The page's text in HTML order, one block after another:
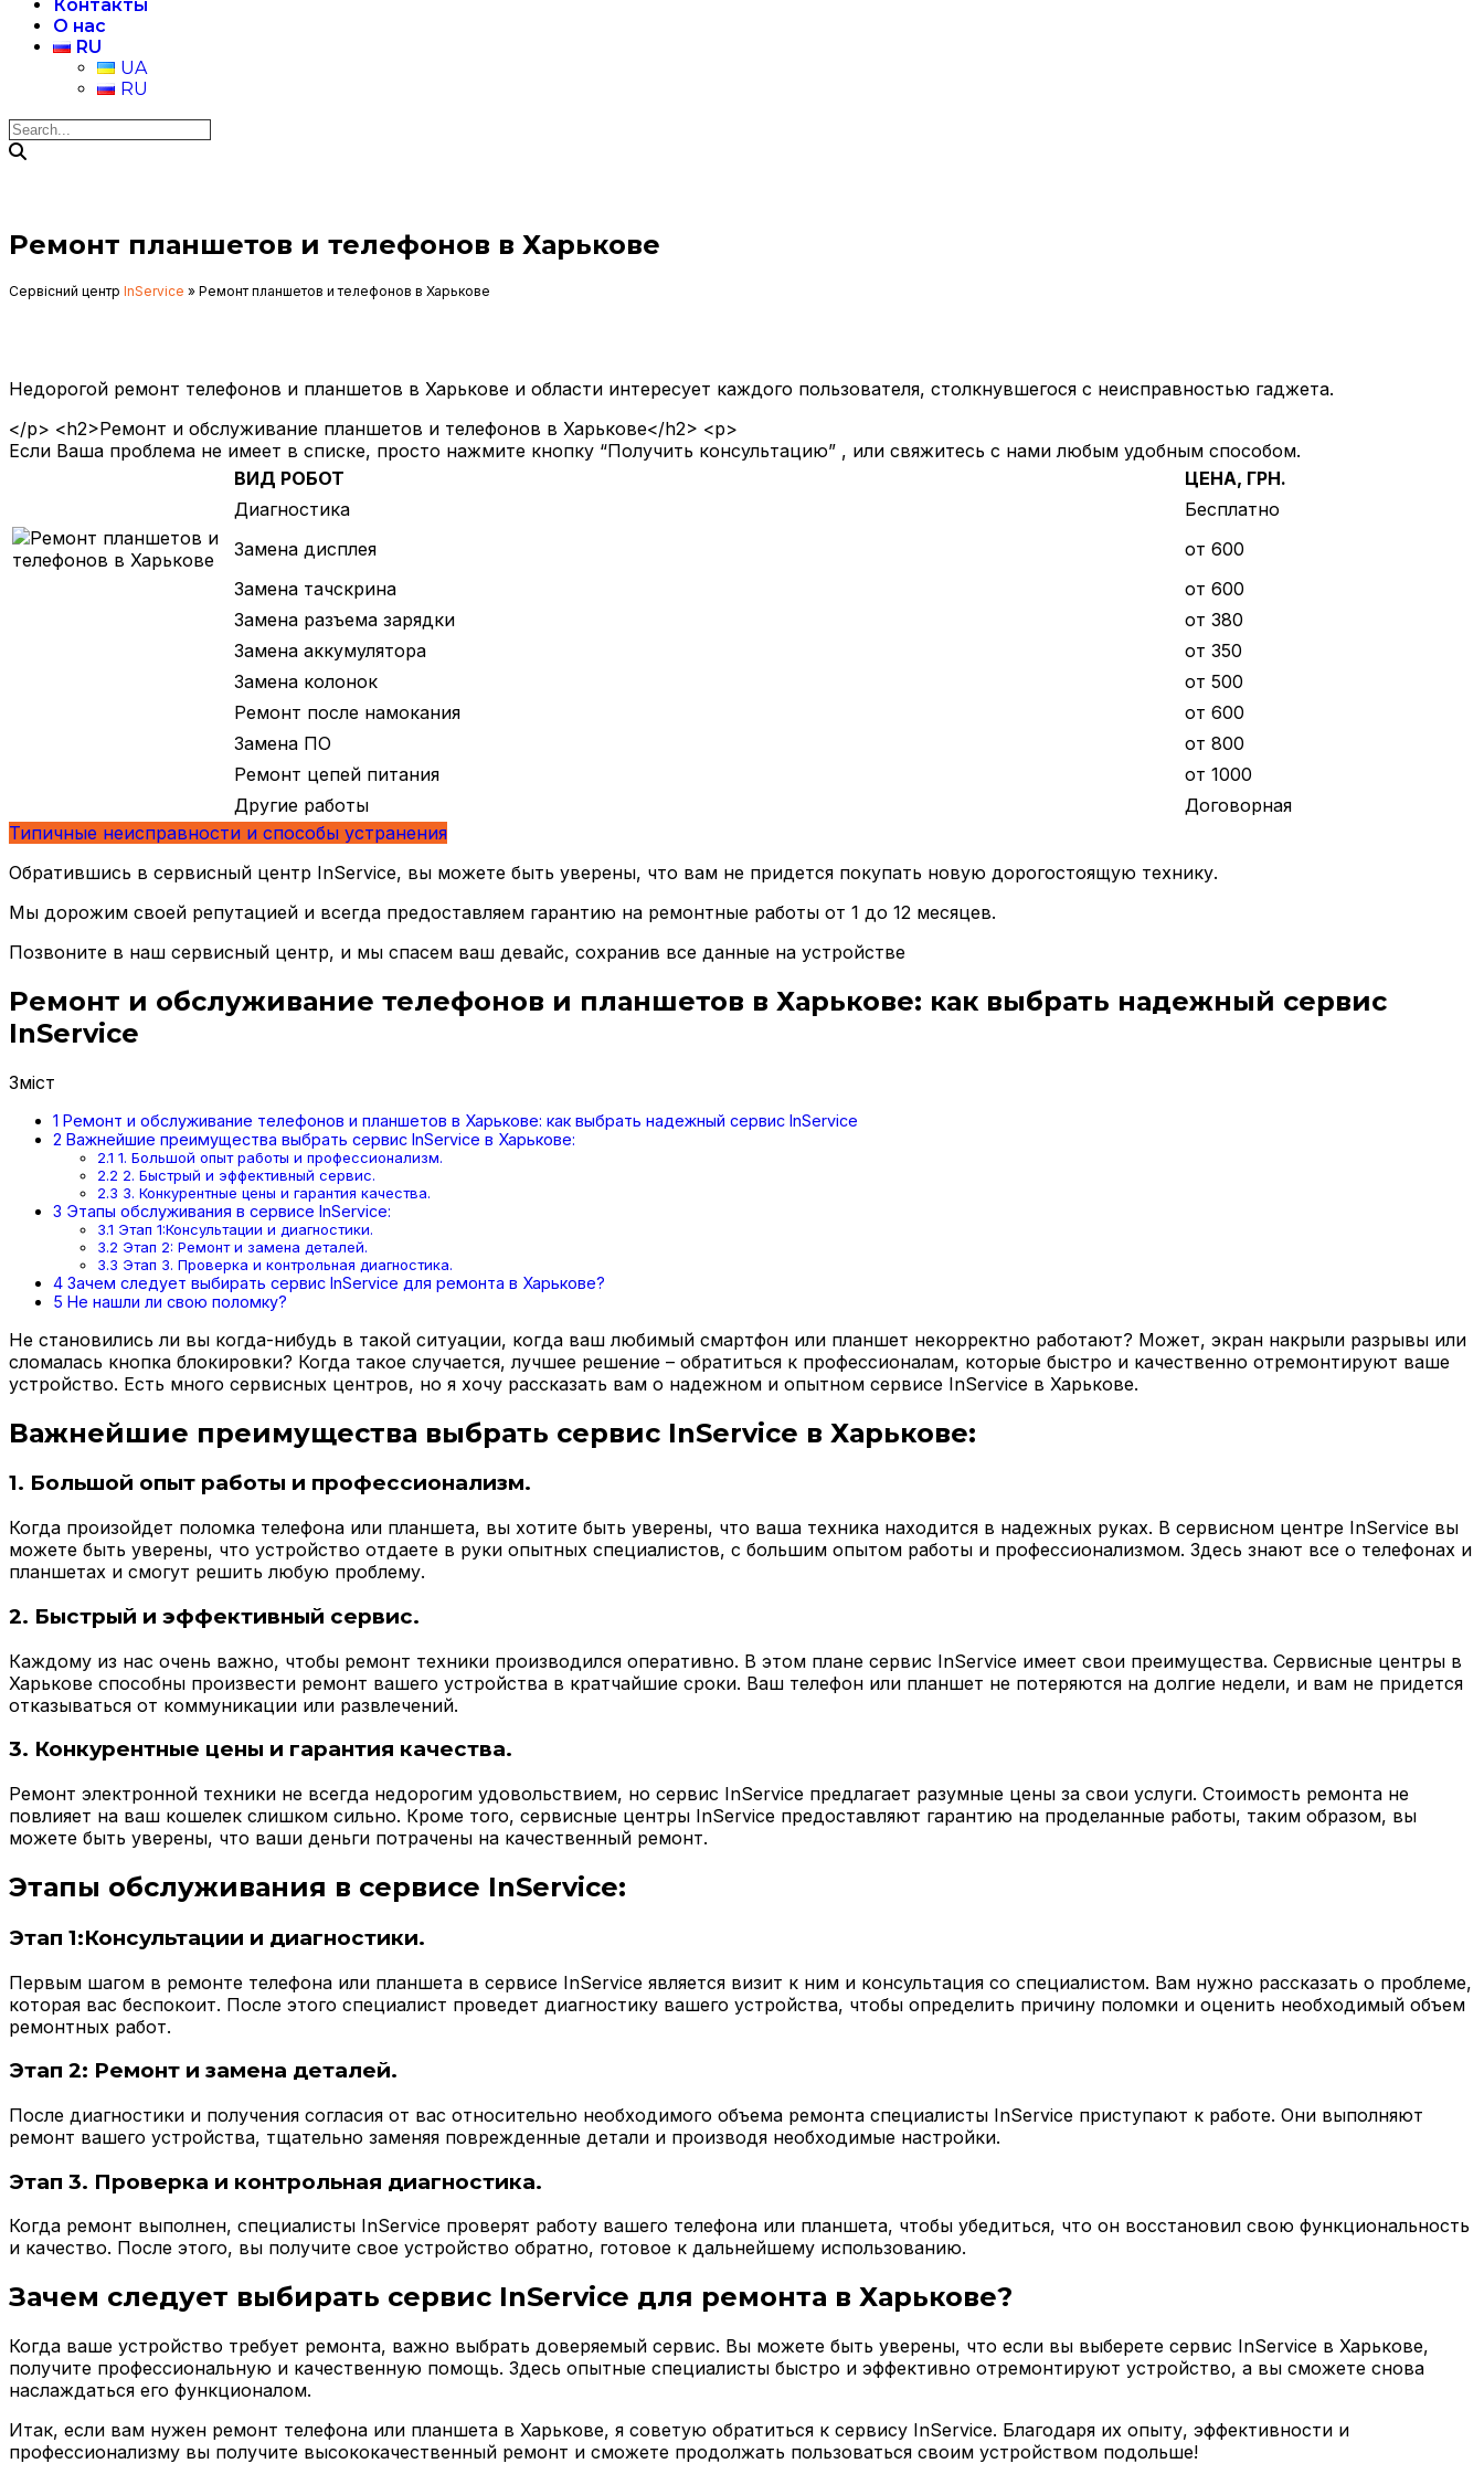
Контакты
О нас
RU
UA
RU
Ремонт планшетов и телефонов в Харькове
Сервісний центр InService » Ремонт планшетов и телефонов в Харькове
Недорогой ремонт телефонов и планшетов в Харькове и области интересует каждого пользователя, столкнувшегося с неисправностью гаджета.
</p> <h2>Ремонт и обслуживание планшетов и телефонов в Харькове</h2> <p>
Если Ваша проблема не имеет в списке, просто нажмите кнопку “Получить консультацию” , или свяжитесь с нами любым удобным способом.
ВИД РОБОТ
ЦЕНА, ГРН.
Диагностика
Бесплатно
Замена дисплея
от 600
Замена тачскрина
от 600
Замена разъема зарядки
от 380
Замена аккумулятора
от 350
Замена колонок
от 500
Ремонт после намокания
от 600
Замена ПО
от 800
Ремонт цепей питания
от 1000
Другие работы
Договорная
Типичные неисправности и способы устранения
Обратившись в сервисный центр InService, вы можете быть уверены, что вам не придется покупать новую дорогостоящую технику.
Мы дорожим своей репутацией и всегда предоставляем гарантию на ремонтные работы от 1 до 12 месяцев.
Позвоните в наш сервисный центр, и мы спасем ваш девайс, сохранив все данные на устройстве
Ремонт и обслуживание телефонов и планшетов в Харькове: как выбрать надежный сервис
InService
Зміст
1 Ремонт и обслуживание телефонов и планшетов в Харькове: как выбрать надежный сервис InService
2 Важнейшие преимущества выбрать сервис InService в Харькове:
2.1 1. Большой опыт работы и профессионализм.
2.2 2. Быстрый и эффективный сервис.
2.3 3. Конкурентные цены и гарантия качества.
3 Этапы обслуживания в сервисе InService:
3.1 Этап 1:Консультации и диагностики.
3.2 Этап 2: Ремонт и замена деталей.
3.3 Этап 3. Проверка и контрольная диагностика.
4 Зачем следует выбирать сервис InService для ремонта в Харькове?
5 Не нашли ли свою поломку?
Не становились ли вы когда-нибудь в такой ситуации, когда ваш любимый смартфон или планшет некорректно работают? Может, экран накрыли разрывы или
сломалась кнопка блокировки? Когда такое случается, лучшее решение – обратиться к профессионалам, которые быстро и качественно отремонтируют ваше
устройство. Есть много сервисных центров, но я хочу рассказать вам о надежном и опытном сервисе InService в Харькове.
Важнейшие преимущества выбрать сервис InService в Харькове:
1. Большой опыт работы и профессионализм.
Когда произойдет поломка телефона или планшета, вы хотите быть уверены, что ваша техника находится в надежных руках. В сервисном центре InService вы
можете быть уверены, что устройство отдаете в руки опытных специалистов, с большим опытом работы и профессионализмом. Здесь знают все о телефонах и
планшетах и смогут решить любую проблему.
2. Быстрый и эффективный сервис.
Каждому из нас очень важно, чтобы ремонт техники производился оперативно. В этом плане сервис InService имеет свои преимущества. Сервисные центры в
Харькове способны произвести ремонт вашего устройства в кратчайшие сроки. Ваш телефон или планшет не потеряются на долгие недели, и вам не придется
отказываться от коммуникации или развлечений.
3. Конкурентные цены и гарантия качества.
Ремонт электронной техники не всегда недорогим удовольствием, но сервис InService предлагает разумные цены за свои услуги. Стоимость ремонта не
повлияет на ваш кошелек слишком сильно. Кроме того, сервисные центры InService предоставляют гарантию на проделанные работы, таким образом, вы
можете быть уверены, что ваши деньги потрачены на качественный ремонт.
Этапы обслуживания в сервисе InService:
Этап 1:Консультации и диагностики.
Первым шагом в ремонте телефона или планшета в сервисе InService является визит к ним и консультация со специалистом. Вам нужно рассказать о проблеме,
которая вас беспокоит. После этого специалист проведет диагностику вашего устройства, чтобы определить причину поломки и оценить необходимый объем
ремонтных работ.
Этап 2: Ремонт и замена деталей.
После диагностики и получения согласия от вас относительно необходимого объема ремонта специалисты InService приступают к работе. Они выполняют
ремонт вашего устройства, тщательно заменяя поврежденные детали и производя необходимые настройки.
Этап 3. Проверка и контрольная диагностика.
Когда ремонт выполнен, специалисты InService проверят работу вашего телефона или планшета, чтобы убедиться, что он восстановил свою функциональность
и качество. После этого, вы получите свое устройство обратно, готовое к дальнейшему использованию.
Зачем следует выбирать сервис InService для ремонта в Харькове?
Когда ваше устройство требует ремонта, важно выбрать доверяемый сервис. Вы можете быть уверены, что если вы выберете сервис InService в Харькове,
получите профессиональную и качественную помощь. Здесь опытные специалисты быстро и эффективно отремонтируют устройство, а вы сможете снова
наслаждаться его функционалом.
Итак, если вам нужен ремонт телефона или планшета в Харькове, я советую обратиться к сервису InService. Благодаря их опыту, эффективности и
профессионализму вы получите высококачественный ремонт и сможете продолжать пользоваться своим устройством подольше!